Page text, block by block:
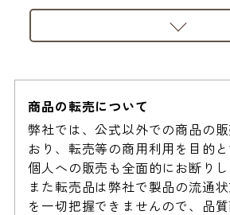
メ発酵液、ツバキ花エキス、エン
ウサンザシ果実エキス、ヤエヤマ
ク、イチゴ種子エキス、セージ葉
ル、アスコフィルムノドスムエキ
エキス、ユキノシタエキス、レモ
キス、ヨモギ葉エキス、グリチル
Ｇ、エタノール、グリセリン、シ
デキストリン、ヒドロキシプロピル
ス、フィチン酸、マルトデキスト
商品の転売について
弊社では、公式以外での商品の
おり、転売等の商用利用を目的
個人への販売も全面的にお断りし
また転売品は弊社で製品の流通
を一切把握できませんので、品